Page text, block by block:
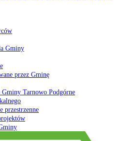
Gminy
przez Gminę
Tarnowo Podgórne
przestrzenne